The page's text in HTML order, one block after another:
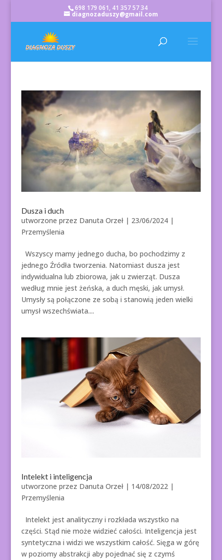
698 179 061, 41 357 57 34
diagnozaduszy@gmail.com
Dusza i duch
utworzone przez Danuta Orzeł| 23/06/2024|
Przemyślenia
Wszyscy mamy jednego ducha, bo pochodzimy z
jednego Źródła tworzenia. Natomiast dusza jest
indywidualna lub zbiorowa, jak u zwierząt. Dusza
według mnie jest żeńska, a duch męski, jak umysł.
Umysły są połączone ze sobą i stanowią jeden wielki
umysł wszechświata....
Intelekt i inteligencja
utworzone przez Danuta Orzeł| 14/08/2022|
Przemyślenia
Intelekt jest analityczny i rozkłada wszystko na
części. Stąd nie może widzieć całości. Inteligencja jest
syntetyczna i widzi we wszystkim całość. Sięga w górę
w poziomy abstrakcji aby pojednać się z czymś